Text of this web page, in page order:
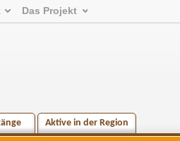
Das Projekt
Aktive in der Region